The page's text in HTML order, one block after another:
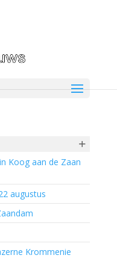
+
Koog aan de Zaan
augustus
Krommenie